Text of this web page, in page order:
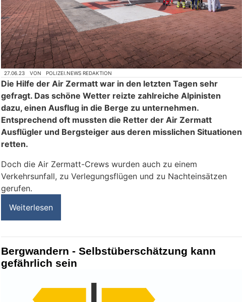
27.06.23 VON POLIZEI.NEWS REDAKTION
Die Hilfe der Air Zermatt war in den letzten Tagen sehr
gefragt. Das schöne Wetter reizte zahlreiche Alpinisten
dazu, einen Ausflug in die Berge zu unternehmen.
Entsprechend oft mussten die Retter der Air Zermatt
Ausflügler und Bergsteiger aus deren misslichen Situationen
retten.
Doch die Air Zermatt-Crews wurden auch zu einem
Verkehrsunfall, zu Verlegungsflügen und zu Nachteinsätzen
gerufen.
Weiterlesen
Bergwandern - Selbstüberschätzung kann
gefährlich sein